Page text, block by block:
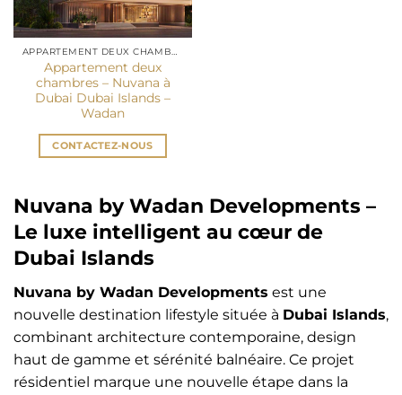
APPARTEMENT DEUX CHAMBRES DUBAÏ
Appartement deux
chambres – Nuvana à
Dubai Dubai Islands –
Wadan
CONTACTEZ-NOUS
Nuvana by Wadan Developments –
Le luxe intelligent au cœur de
Dubai Islands
Nuvana by Wadan Developments est une
nouvelle destination lifestyle située à Dubai Islands,
combinant architecture contemporaine, design
haut de gamme et sérénité balnéaire. Ce projet
résidentiel marque une nouvelle étape dans la